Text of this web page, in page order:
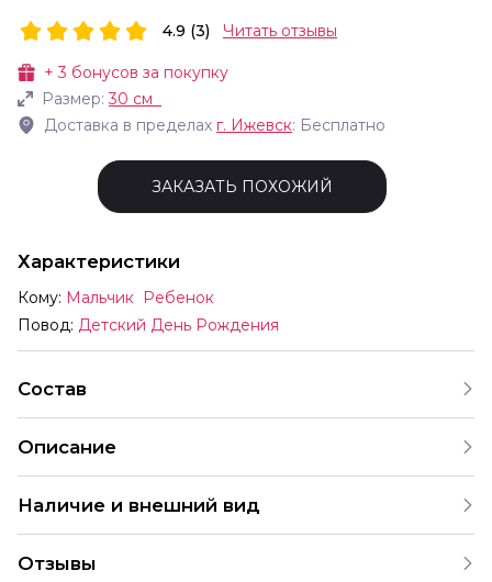
+3 бонусов за покупку
Размер:30 см
Доставка в пределах г. Ижевск: Бесплатно
4.9 (3) Читать отзывы
ЗАКАЗАТЬ ПОХОЖИЙ
Характеристики
Кому: Мальчик Ребенок
Повод: Детский День Рождения
Состав
Описание
комплект входят шары с разными рисунками Мы
продаём шары только комплектами поэтому выбрать
шары с одним конкретным принтом отдельно нельзя
Рисунки на шарах показанные в примерах могут
Наличие и внешний вид
индивидуальных предпочтений и тематики праздника.
Отзывы